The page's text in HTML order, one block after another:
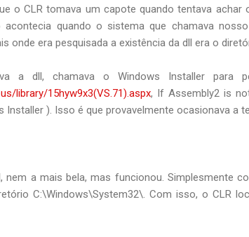
o CLR tomava um capote quando tentava achar
quando o sistema que chamava
onde era pesquisada a existência da dll era o
a dll, chamava o Windows Installer para
library/15hyw9x3(VS.71).aspx, If Assembly2 is
Installer ). Isso é que provavelmente ocasionava a
nem a mais bela, mas funcionou. Simplesmente
C:\Windows\System32\. Com isso, o CLR